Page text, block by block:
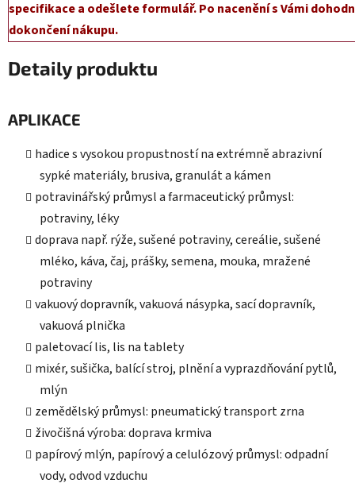
specifikace a odešlete formulář. Po nacenění s Vámi
dokončení nákupu.
Detaily produktu
APLIKACE
hadice s vysokou propustností na extrémně abrazivní
sypké materiály, brusiva, granulát a kámen
potravinářský průmysl a farmaceutický průmysl:
potraviny, léky
doprava např. rýže, sušené potraviny, cereálie, sušené
mléko, káva, čaj, prášky, semena, mouka, mražené
potraviny
vakuový dopravník, vakuová násypka, sací dopravník,
vakuová plnička
paletovací lis, lis na tablety
mixér, sušička, balící stroj, plnění a vyprazdňování pytlů,
mlýn
zemědělský průmysl: pneumatický transport zrna
živočišná výroba: doprava krmiva
papírový mlýn, papírový a celulózový průmysl: odpadní
vody, odvod vzduchu